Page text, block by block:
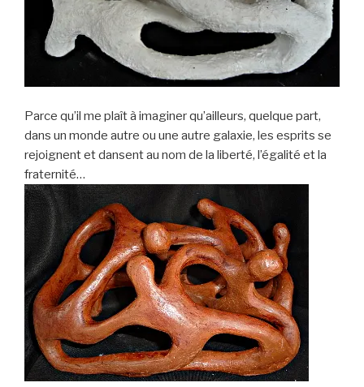
Parce qu’il me plaît à imaginer qu’ailleurs, quelque part,
dans un monde autre ou une autre galaxie, les esprits se
rejoignent et dansent au nom de la liberté, l’égalité et la
fraternité…